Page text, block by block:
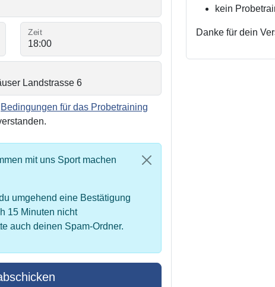
Zeit
Bedingungen für das Probetraining
mit uns Sport machen
umgehend eine Bestätigung
15 Minuten nicht
auch deinen Spam-Ordner.
kein
Danke für dein